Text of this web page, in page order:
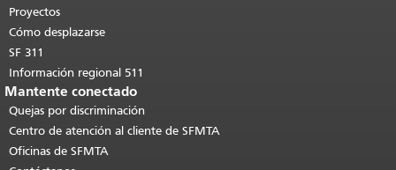
contenido principal
Proyectos
Cómo desplazarse
SF 311
Información regional 511
Mantente conectado
Quejas por discriminación
Centro de atención al cliente de SFMTA
Oficinas de SFMTA